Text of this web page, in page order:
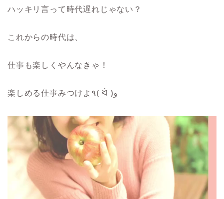
ハッキリ言って時代遅れじゃない？
これからの時代は、
仕事も楽しくやんなきゃ！
楽しめる仕事みつけよ٩( ᐛ )و